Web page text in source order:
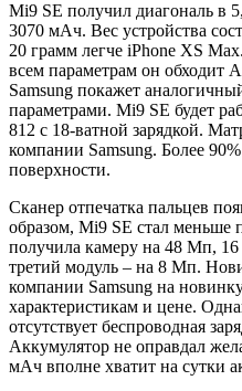
Mi9 SE получил диагональ в
3070 мАч. Вес устройства
20 грамм легче iPhone XS
всем параметрам он обходит
Samsung покажет
параметрами. Mi9 SE будет
812 с 18-ватной зарядкой.
компании Samsung. Более
поверхности.
Сканер отпечатка пальцев
образом, Mi9 SE стал меньше
получила камеру на 48 Мп,
третий модуль – на 8 Мп.
компании Samsung на
характеристикам и цене.
отсутствует беспроводная
Аккумулятор не оправдал
мАч вполне хватит на сутки